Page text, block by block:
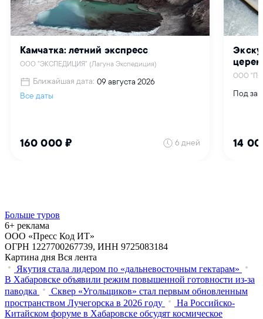
Больше туров
6+ реклама
ООО «Пресс Код ИТ»
ОГРН 1227700267739, ИНН 9725083184
Картина дня Вся лента
Якутия стала лидером по «дальневосточным гектарам»
В Хабаровске объявили режим повышенной готовности из‑за
паводка
Сквер «Угольщиков» стал первым обновленным
пространством Лучегорска в 2026 году
На Российско-
Китайском форуме в Хабаровске обсудят космическое